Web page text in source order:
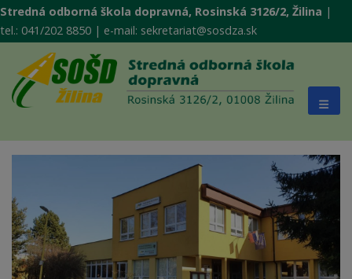
Stredná odborná škola dopravná, Rosinská 3126/2, Žilina |
tel.: 041/202 8850 | e-mail: sekretariat@sosdza.sk